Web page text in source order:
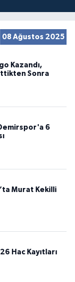
08 Ağustos 2025
Kazandı,
Sonra
6
Murat Kekilli
Hac Kayıtları